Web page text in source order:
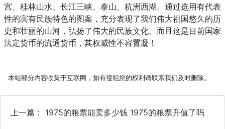
宫、桂林山水、长江三峡、泰山、杭洲西湖。通过选用有代表
性的寓有民族特色的图案，充分表现了我们伟大祖国悠久的历
史和壮丽的山河，弘扬了伟大的民族文化。而且这是目前国家
法定货币的流通货币，其权威性不容置凝！
本站部分内容收集于互联网，如有侵犯您的权利请联系我们及时删除。
上一篇： 1975的粮票能卖多少钱 1975的粮票升值了吗